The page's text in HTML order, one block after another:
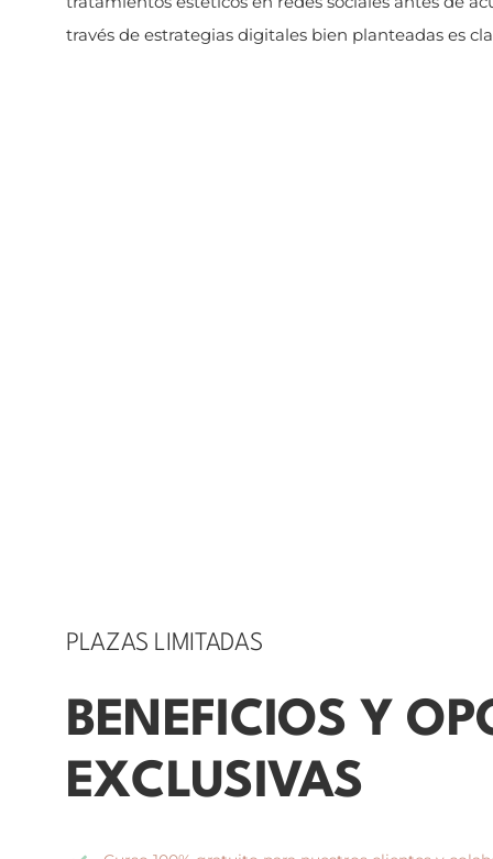
través de estrategias digitales bien planteadas es
PLAZAS LIMITADAS
BENEFICIOS Y
EXCLUSIVAS